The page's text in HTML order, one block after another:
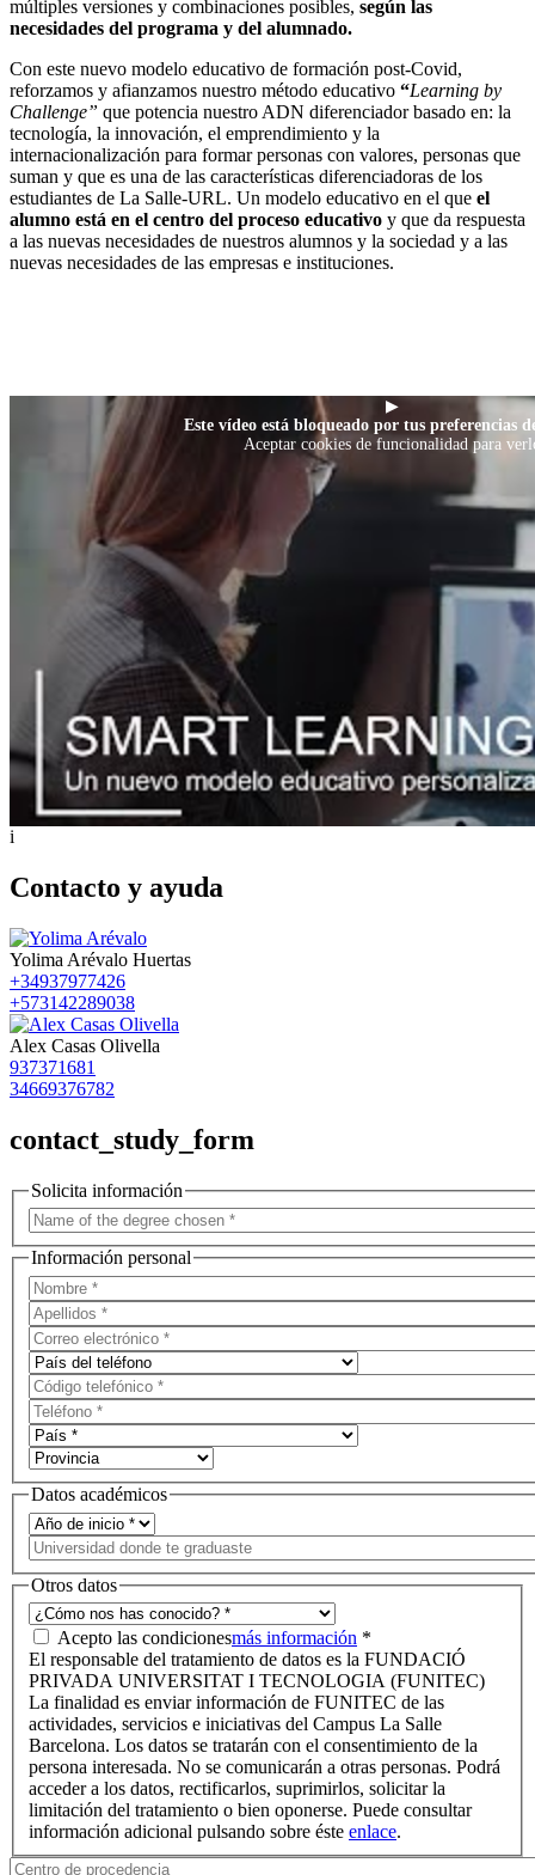
múltiples versiones y combinaciones posibles, según las
necesidades del programa y del alumnado.
Con este nuevo modelo educativo de formación post-Covid,
reforzamos y afianzamos nuestro método educativo “Learning by
Challenge” que potencia nuestro ADN diferenciador basado en: la
tecnología, la innovación, el emprendimiento y la
internacionalización para formar personas con valores, personas que
suman y que es una de las características diferenciadoras de los
estudiantes de La Salle-URL. Un modelo educativo en el que el
alumno está en el centro del proceso educativo y que da respuesta
a las nuevas necesidades de nuestros alumnos y la sociedad y a las
nuevas necesidades de las empresas e instituciones.
▶
Este vídeo está bloqueado por tus preferencias
Aceptar cookies de funcionalidad para
i
Contacto y ayuda
Yolima Arévalo Huertas
+34937977426
+573142289038
Alex Casas Olivella
937371681
34669376782
contact_study_form
Solicita información
Información personal
Datos académicos
Otros datos
Acepto las condicionesmás información *
El responsable del tratamiento de datos es la FUNDACIÓ
PRIVADA UNIVERSITAT I TECNOLOGIA (FUNITEC)
La finalidad es enviar información de FUNITEC de las
actividades, servicios e iniciativas del Campus La Salle
Barcelona. Los datos se tratarán con el consentimiento de la
persona interesada. No se comunicarán a otras personas. Podrá
acceder a los datos, rectificarlos, suprimirlos, solicitar la
limitación del tratamiento o bien oponerse. Puede consultar
información adicional pulsando sobre éste enlace.